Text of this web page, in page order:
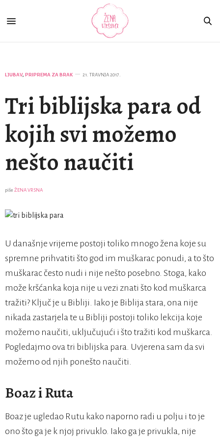
LJUBAV, PRIPREMA ZA BRAK 21. TRAVNJA 2017.
Tri biblijska para od
kojih svi možemo
nešto naučiti
piše ŽENA VRSNA
U današnje vrijeme postoji toliko mnogo žena koje su
spremne prihvatiti što god im muškarac ponudi, a to što
muškarac često nudi i nije nešto posebno. Stoga, kako
može kršćanka koja nije u vezi znati što kod muškarca
tražiti? Ključ je u Bibliji. Iako je Biblija stara, ona nije
nikada zastarjela te u Bibliji postoji toliko lekcija koje
možemo naučiti, uključujući i što tražiti kod muškarca.
Pogledajmo ova tri biblijska para. Uvjerena sam da svi
možemo od njih ponešto naučiti.
Boaz i Ruta
Boaz je ugledao Rutu kako naporno radi u polju i to je
ono što ga je k njoj privuklo. Iako ga je privukla, nije